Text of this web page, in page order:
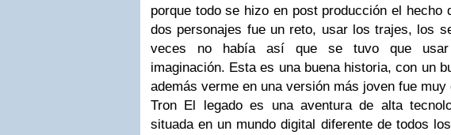
porque todo se hizo en post producción el hecho
dos personajes fue un reto, usar los trajes, los
veces no había así que se tuvo que
imaginación. Esta es una buena historia, con un
además verme en una versión más joven fue muy
Tron El legadoes una aventura de alta
situada en un mundo digital diferente de todos